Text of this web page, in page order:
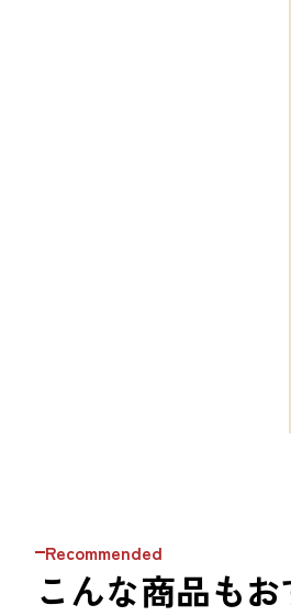
Recommended
こんな商品も